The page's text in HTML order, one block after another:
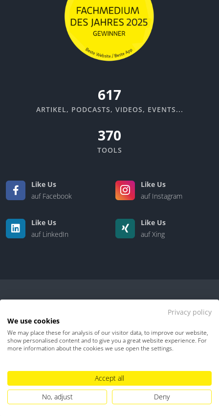
670
ARTIKEL, PODCASTS, VIDEOS, EVENTS...
370
TOOLS
Like Us
auf Facebook
Like Us
auf Instagram
Like Us
auf LinkedIn
Like Us
auf Xing
Kontakt | Über uns
Impressum
Hinweisgebersystem
Umgang mit KI
Privacy policy
We use cookies
We may place these for analysis of our visitor data, to improve our website,
show personalised content and to give you a great website experience. For
more information about the cookies we use open the settings.
Accept all
No, adjust
Deny